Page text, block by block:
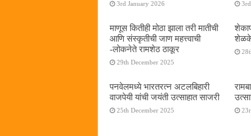
3rd January 2026
माणूस कितीही मोठा झाला तरी मातीची
आणि संस्कृतीची जाण महत्त्वाची
-लोकनेते रामशेठ ठाकूर
29th December 2025
शेळके
पनवेलमध्ये भारतरत्न अटलबिहारी
वाजपेयी यांची जयंती उत्साहात साजरी
25th December 2025